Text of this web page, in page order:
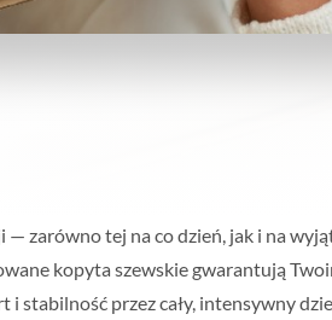
— zarówno tej na co dzień, jak i na
kopyta szewskie gwarantują
i stabilność przez cały, intensywny